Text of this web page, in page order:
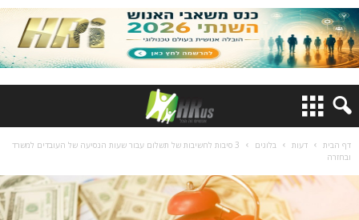
דף הבית דעות בלוגים
3 סיבות לחשיבות של תשלום עבור שעות הנסיעה של העובדים למשרד
ובחזרה